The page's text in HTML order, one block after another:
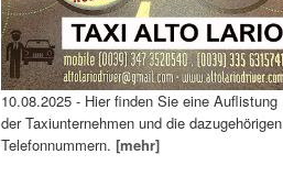
10.08.2025 - Hier finden Sie eine Auflistung
der Taxiunternehmen und die dazugehörigen
Telefonnummern. [mehr]